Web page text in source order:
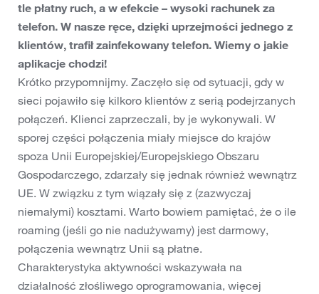
tle płatny ruch, a w efekcie – wysoki rachunek za
telefon. W nasze ręce, dzięki uprzejmości jednego z
klientów, trafił zainfekowany telefon. Wiemy o jakie
aplikacje chodzi!
Krótko przypomnijmy. Zaczęło się od sytuacji, gdy w
sieci pojawiło się kilkoro klientów z serią podejrzanych
połączeń. Klienci zaprzeczali, by je wykonywali. W
sporej części połączenia miały miejsce do krajów
spoza Unii Europejskiej/Europejskiego Obszaru
Gospodarczego, zdarzały się jednak również wewnątrz
UE. W związku z tym wiązały się z (zazwyczaj
niemałymi) kosztami. Warto bowiem pamiętać, że o ile
roaming (jeśli go nie nadużywamy) jest darmowy,
połączenia wewnątrz Unii są płatne.
Charakterystyka aktywności wskazywała na
działalność złośliwego oprogramowania, więcej